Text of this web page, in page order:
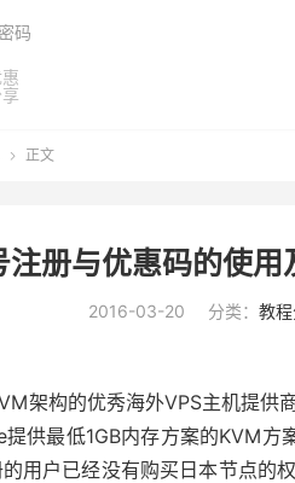
码
 正文
册与优惠码的使
2016-03-20 分类： 教
架构的优秀海外VPS主机提供
供最低1GB内存方案的KVM
用户已经没有购买日本节点的